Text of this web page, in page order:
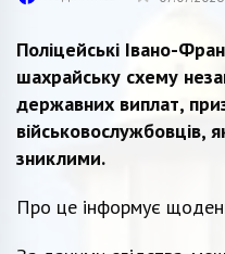
Поліцейські Івано-
шахрайську схему
державних виплат,
військовослужбовців,
зниклими.
Про це інформує